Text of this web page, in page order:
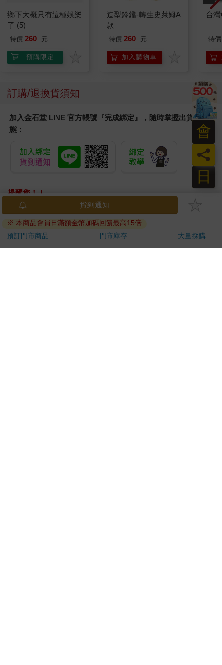
鄉下大概只有這種娛樂
了 (5)
特價 260 元
預購限定
造型鈴鐺-轉生史萊姆A
款
特價 260 元
加入購物車
台
特價
訂購/退換貨須知
加入金石堂 LINE 官方帳號『完成綁定』，隨時掌握出貨動
態：
提醒您！！
金石堂及銀行均不會請您操作ATM! 如接獲電話要求您前往
ATM提款機，請不要聽從指示，以免受騙上當！
退換貨須知：
**提醒您，鑑賞期不等於試用期，退回商品須為全新狀態**
貨到通知
※ 本商品會員日滿額金幣加碼回饋最高15倍
預訂門市商品
門市庫存 大量採購
日
員
會